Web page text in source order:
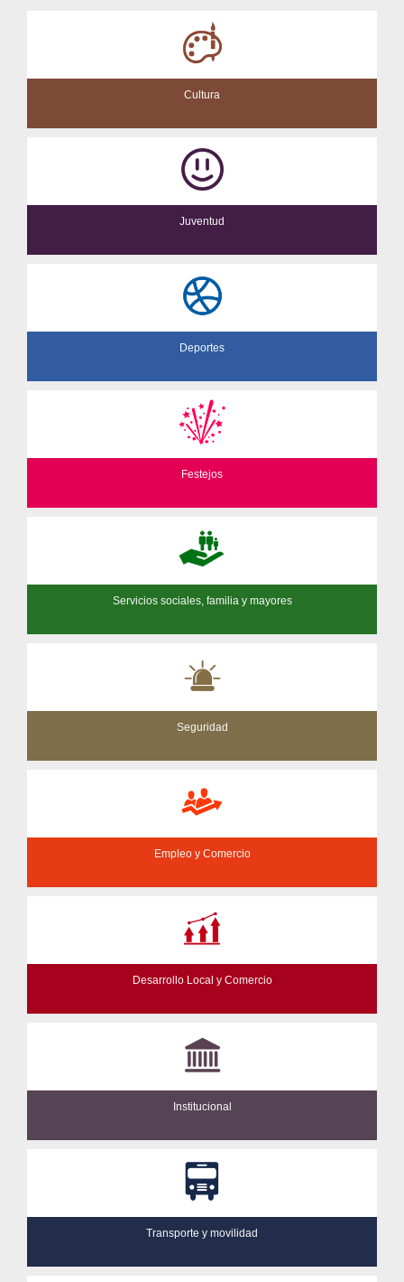
Cultura
Juventud
Deportes
Festejos
Servicios sociales, familia y mayores
Seguridad
Empleo y Comercio
Desarrollo Local y Comercio
Institucional
Transporte y movilidad